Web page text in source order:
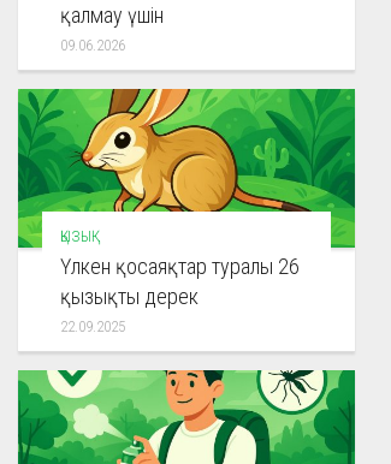
қалмау үшін
09.06.2026
ҚЫЗЫҚ
Үлкен қосаяқтар туралы 26
қызықты дерек
22.09.2025